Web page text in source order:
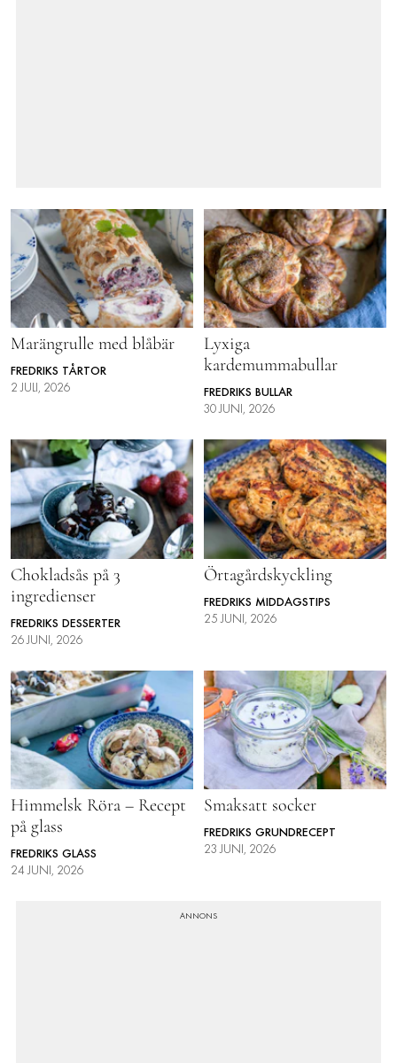
Marängrulle med blåbär
FREDRIKS TÅRTOR
2 JULI, 2026
Lyxiga
kardemummabullar
FREDRIKS BULLAR
30 JUNI, 2026
Chokladsås på 3
ingredienser
FREDRIKS DESSERTER
26 JUNI, 2026
Örtagårdskyckling
FREDRIKS MIDDAGSTIPS
25 JUNI, 2026
Himmelsk Röra – Recept
på glass
FREDRIKS GLASS
24 JUNI, 2026
Smaksatt socker
FREDRIKS GRUNDRECEPT
23 JUNI, 2026